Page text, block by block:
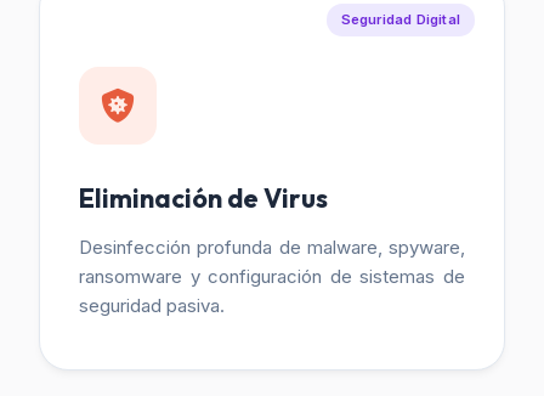
Seguridad Digital
Eliminación de Virus
Desinfección profunda de malware, spyware,
ransomware y configuración de sistemas de
seguridad pasiva.